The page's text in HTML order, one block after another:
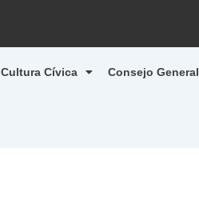
Cultura Cívica Consejo General